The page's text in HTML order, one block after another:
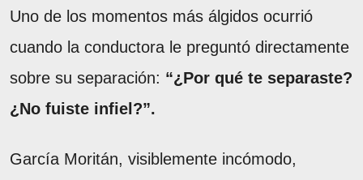
Uno de los momentos más álgidos ocurrió
cuando la conductora le preguntó directamente
sobre su separación: “¿Por qué te separaste?
¿No fuiste infiel?”.
García Moritán, visiblemente incómodo,